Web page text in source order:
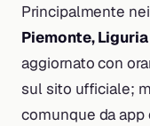
Principalmente
Piemonte,
aggiornato con
sul sito ufficiale;
comunque da